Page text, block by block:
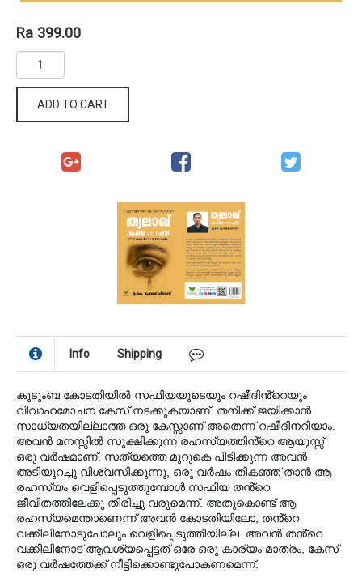
Ra 399.00
ADD TO CART
Info Shipping
കുടുംബ കോടതിയിൽ സഫിയയുടെയും റഷീദിൻ്റെയും
വിവാഹമോചന കേസ് നടക്കുകയാണ്. തനിക്ക് ജയിക്കാൻ
സാധ്യതയില്ലാത്ത ഒരു കേസ്സാണ് അതെന്ന് റഷീദിനറിയാം.
അവൻ മനസ്സിൽ സൂക്ഷിക്കുന്ന രഹസ്യത്തിൻ്റെ ആയുസ്സ്
ഒരു വർഷമാണ്. സത്യത്തെ മുറുകെ പിടിക്കുന്ന അവൻ
അടിയുറച്ചു വിശ്വസിക്കുന്നു, ഒരു വർഷം തികഞ്ഞ് താൻ ആ
രഹസ്യം വെളിപ്പെടുത്തുമ്പോൾ സഫിയ തൻ്റെ
ജീവിതത്തിലേക്കു തിരിച്ചു വരുമെന്ന്. അതുകൊണ്ട് ആ
രഹസ്യമെന്താണെന്ന് അവൻ കോടതിയിലോ, തൻ്റെ
വക്കീലിനോടുപോലും വെളിപ്പെടുത്തിയില്ല. അവൻ തൻ്റെ
വക്കീലിനോട് ആവശ്യപ്പെട്ടത് ഒരേ ഒരു കാര്യം മാത്രം, കേസ്
ഒരു വർഷത്തേക്ക് നീട്ടിക്കൊണ്ടുപോകണമെന്ന്.